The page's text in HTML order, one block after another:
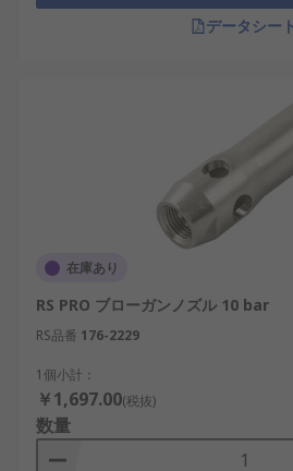
データシート
在庫あり
RS PRO ブローガンノズル 10 bar
RS品番 176-2229
1個小計：
￥1,697.00(税抜)
数量